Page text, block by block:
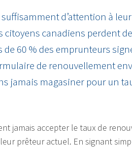
suffisamment d’attention à
citoyens canadiens perdent
de 60 % des emprunteurs
de renouvellement
jamais magasiner pour un
jamais accepter le taux de
prêteur actuel. En signant